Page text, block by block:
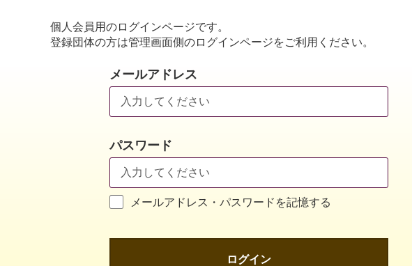
個人会員用のログインページです。
登録団体の方は管理画面側のログインページをご利用ください。
メールアドレス
パスワード
メールアドレス・パスワードを記憶する
ログイン